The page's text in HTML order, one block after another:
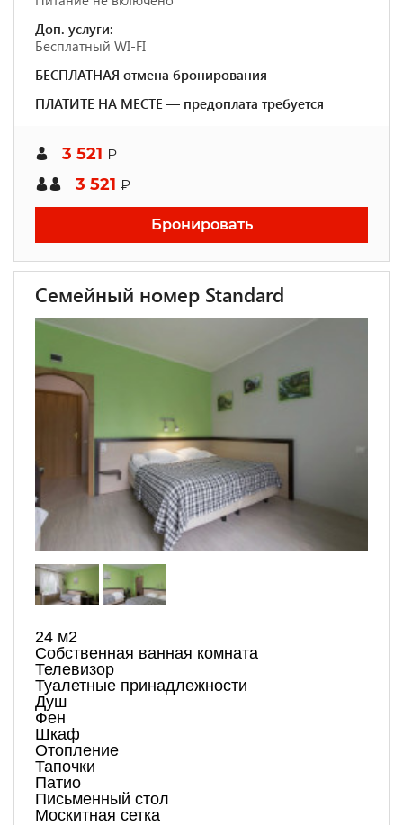
Доп. услуги:
Бесплатный WI-FI
БЕСПЛАТНАЯ отмена бронирования
ПЛАТИТЕ НА МЕСТЕ — предоплата требуется
3 521 ₽
3 521 ₽
Бронировать
Семейный номер Standard
24 м2
Собственная ванная комната
Телевизор
Туалетные принадлежности
Душ
Фен
Шкаф
Отопление
Тапочки
Патио
Письменный стол
Москитная сетка